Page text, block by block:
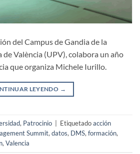
del Campus de Gandia de la
València (UPV), colabora un año
que organiza Michele Iurillo.
LEYENDO →
, Patrocinio Etiquetadoacción
Summit,datos, DMS,formación,
,Valencia